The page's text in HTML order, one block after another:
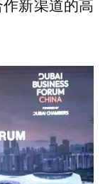
新渠道的高